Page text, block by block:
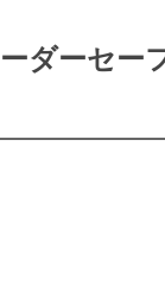
ーダーセ